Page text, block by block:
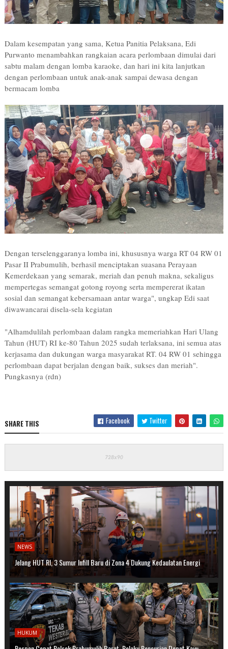
Dalam kesempatan yang sama, Ketua Panitia Pelaksana, Edi
Purwanto menambahkan rangkaian acara perlombaan dimulai dari
sabtu malam dengan lomba karaoke, dan hari ini kita lanjutkan
dengan perlombaan untuk anak-anak sampai dewasa dengan
bermacam lomba
Dengan terselenggaranya lomba ini, khususnya warga RT 04 RW 01
Pasar II Prabumulih, berhasil menciptakan suasana Perayaan
Kemerdekaan yang semarak, meriah dan penuh makna, sekaligus
mempertegas semangat gotong royong serta mempererat ikatan
sosial dan semangat kebersamaan antar warga", ungkap Edi saat
diwawancarai disela-sela kegiatan
"Alhamdulilah perlombaan dalam rangka memeriahkan Hari Ulang
Tahun (HUT) RI ke-80 Tahun 2025 sudah terlaksana, ini semua atas
kerjasama dan dukungan warga masyarakat RT. 04 RW 01 sehingga
perlombaan dapat berjalan dengan baik, sukses dan meriah".
Pungkasnya (rdn)
SHARE THIS Facebook Twitter
NEWS
Jelang HUT RI, 3 Sumur Infill Baru di Zona 4 Dukung Kedaulatan Energi
HUKUM